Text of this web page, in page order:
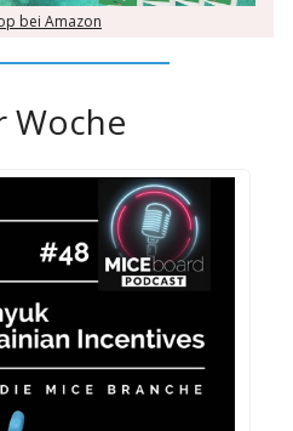
bei Amazon
Woche